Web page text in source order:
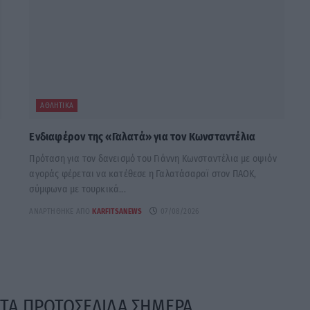
ΑΘΛΗΤΙΚΆ
Ενδιαφέρον της «Γαλατά» για τον Κωνσταντέλια
Πρόταση για τον δανεισμό του Γιάννη Κωνσταντέλια με οψιόν
αγοράς φέρεται να κατέθεσε η Γαλατάσαραϊ στον ΠΑΟΚ,
σύμφωνα με τουρκικά...
ΑΝΑΡΤΉΘΗΚΕ ΑΠΌ KARFITSANEWS 07/08/2026